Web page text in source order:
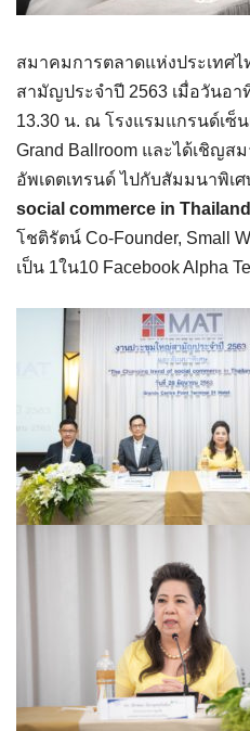
สมาคมการตลาดแห่งประเทศ
สามัญประจำปี 2563 เมื่อวันอา
13.30 น. ณ โรงแรมแกรนด์เซ็
Grand Ballroom และได้เชิญส
อัพเดตเทรนด์ ไปกับสัมมนาพิเศ
social commerce in
โชติรัตน์ Co-Founder, Small
เป็น 1ใน10 Facebook Alpha